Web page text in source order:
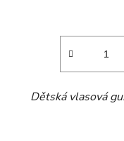
Dětská vlasová